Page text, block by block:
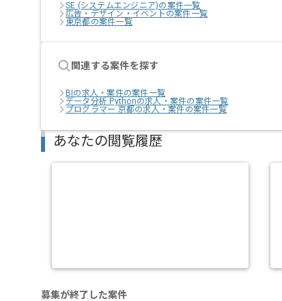
SE (システムエンジニア)の案件一覧
広告・デザイン・イベントの案件一覧
東京都の案件一覧
関連する案件を探す
BIの求人・案件の案件一覧
データ分析 Pythonの求人・案件の案件一覧
プログラマー 京都の求人・案件の案件一覧
あなたの閲覧履歴
募集が終了した案件